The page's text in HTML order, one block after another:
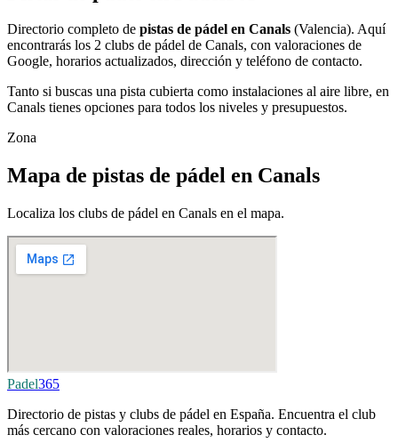
Directorio completo de pistas de pádel en Canals (Valencia). Aquí
encontrarás los 2 clubs de pádel de Canals, con valoraciones de
Google, horarios actualizados, dirección y teléfono de contacto.
Tanto si buscas una pista cubierta como instalaciones al aire libre, en
Canals tienes opciones para todos los niveles y presupuestos.
Zona
Mapa de pistas de pádel en Canals
Localiza los clubs de pádel en Canals en el mapa.
Padel365
Directorio de pistas y clubs de pádel en España. Encuentra el club
más cercano con valoraciones reales, horarios y contacto.